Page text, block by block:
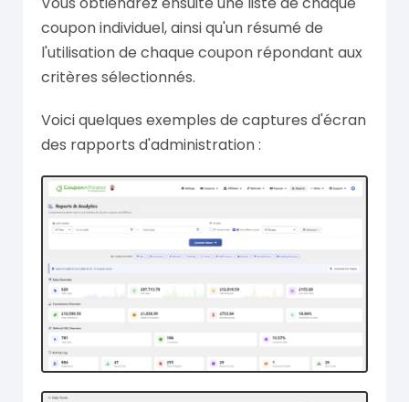
coupon individuel, ainsi qu'un résumé de
l'utilisation de chaque coupon répondant aux
critères sélectionnés.
Voici quelques exemples de captures d'écran
des rapports d'administration :